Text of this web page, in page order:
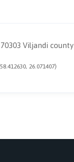
Viljandi county
26.071407)